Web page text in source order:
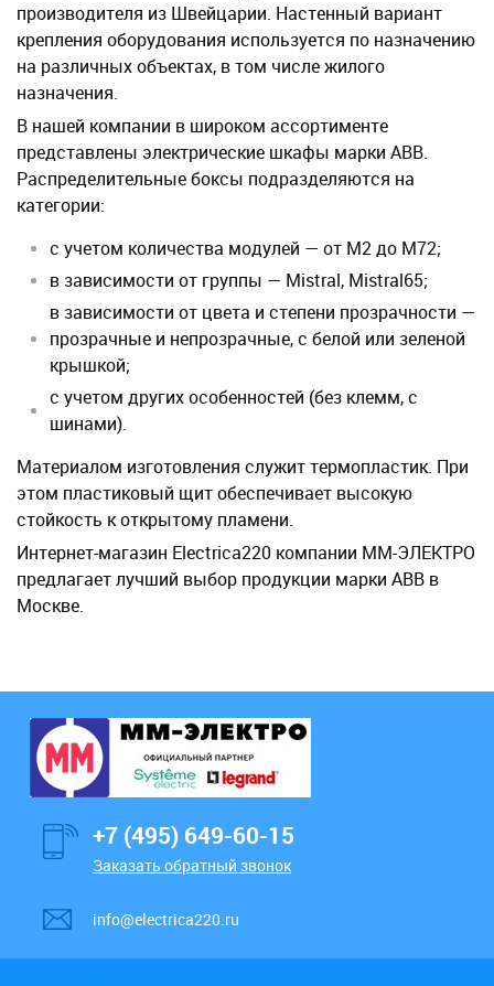
производителя из Швейцарии. Настенный вариант
крепления оборудования используется по назначению
на различных объектах, в том числе жилого
назначения.
В нашей компании в широком ассортименте
представлены электрические шкафы марки ABB.
Распределительные боксы подразделяются на
категории:
с учетом количества модулей — от М2 до М72;
в зависимости от группы — Mistral, Mistral65;
в зависимости от цвета и степени прозрачности —
прозрачные и непрозрачные, с белой или зеленой
крышкой;
с учетом других особенностей (без клемм, с
шинами).
Материалом изготовления служит термопластик. При
этом пластиковый щит обеспечивает высокую
стойкость к открытому пламени.
Интернет-магазин Electrica220 компании ММ-ЭЛЕКТРО
предлагает лучший выбор продукции марки ABB в
Москве.
+7 (495) 649-60-15
Заказать обратный звонок
info@electrica220.ru